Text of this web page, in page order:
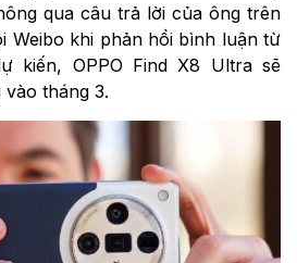
qua câu trả lời của ông trên
Weibo khi phản hồi bình luận từ
kiến, OPPO Find X8 Ultra sẽ
tháng 3.